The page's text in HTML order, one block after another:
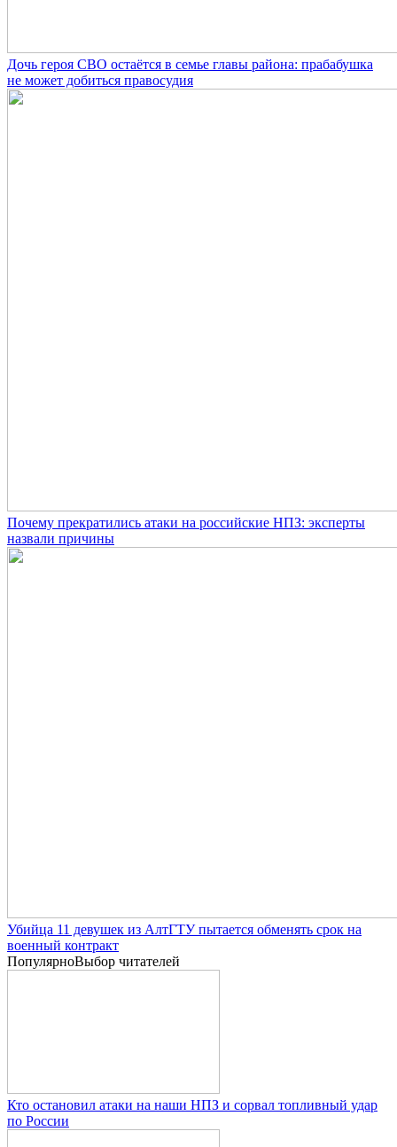
Дочь героя СВО остаётся в семье главы района: прабабушка
не может добиться правосудия
Почему прекратились атаки на российские НПЗ: эксперты
назвали причины
Убийца 11 девушек из АлтГТУ пытается обменять срок на
военный контракт
ПопулярноВыбор читателей
Кто остановил атаки на наши НПЗ и сорвал топливный удар
по России